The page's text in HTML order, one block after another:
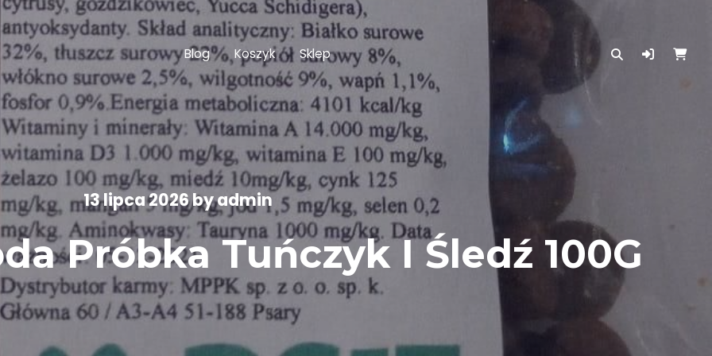
Blog Koszyk Sklep
13 lipca 2026byadmin
Próbka Tuńczyk I Śledź 100G